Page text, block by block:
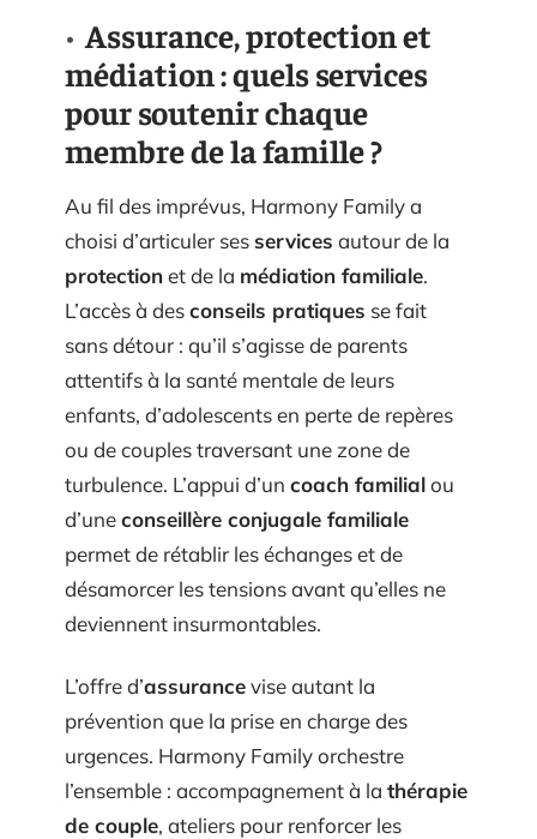
Assurance, protection et
médiation : quels services
pour soutenir chaque
membre de la famille ?
Au fil des imprévus, Harmony Family a
choisi d’articuler sesservices autour de la
protectionet de la médiation familiale.
L’accès à desconseils pratiques se fait
sans détour : qu’il s’agisse de parents
attentifs à la santé mentale de leurs
enfants, d’adolescents en perte de repères
ou de couples traversant une zone de
turbulence. L’appui d’un coach familialou
d’uneconseillère conjugale familiale
permet de rétablir les échanges et de
désamorcer les tensions avant qu’elles ne
deviennent insurmontables.
L’offre d’assurancevise autant la
prévention que la prise en charge des
urgences. Harmony Family orchestre
l’ensemble : accompagnement à la thérapie
de couple, ateliers pour renforcer les